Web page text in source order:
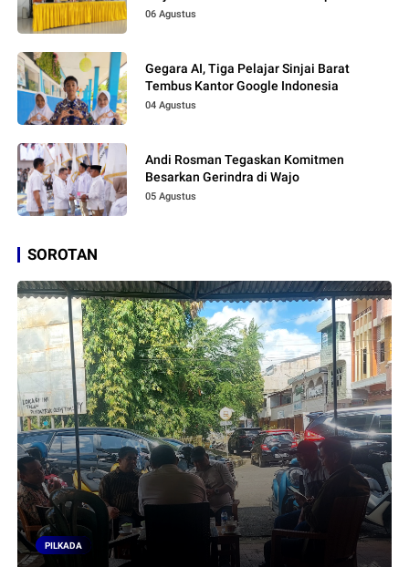
06 Agustus
Gegara AI, Tiga Pelajar Sinjai Barat
Tembus Kantor Google Indonesia
04 Agustus
Andi Rosman Tegaskan Komitmen
Besarkan Gerindra di Wajo
05 Agustus
SOROTAN
PILKADA